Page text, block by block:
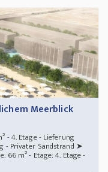
Meerblick
- 4. Etage - Lieferung
- Privater Sandstrand ➤
66 m² - Etage: 4. Etage -